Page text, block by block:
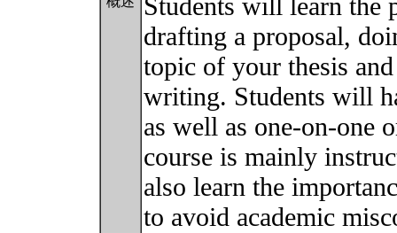
Students will learn the
drafting a proposal,
topic of your thesis
writing. Students will
as well as one-on-one
course is mainly
also learn the
to avoid academic